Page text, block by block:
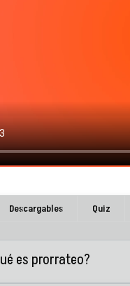
Descargables Quiz
es prorrateo?